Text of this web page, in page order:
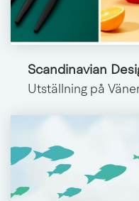
Scandinavian
Utställning på